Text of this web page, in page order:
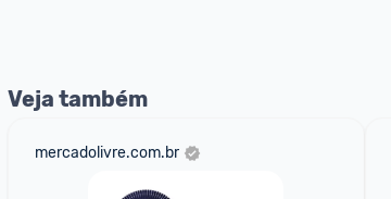
Veja também
mercadolivre.com.br